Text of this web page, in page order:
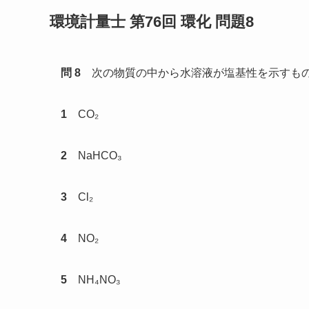
環境計量士 第76回 環化 問題8
問 8 次の物質の中から水溶液が塩基性を示すも
1 CO₂
2 NaHCO₃
3 Cl₂
4 NO₂
5 NH₄NO₃